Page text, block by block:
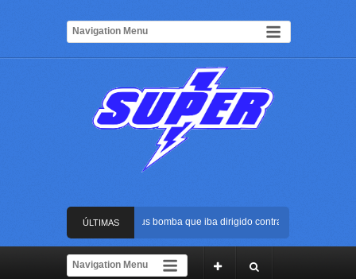
ÚLTIMAS
NOTICIAS
Frustran atentado con bus bomba que iba dirigido contra Cali durante la
La Arena USC será el escenario de la posesión presidencial de Abelardo